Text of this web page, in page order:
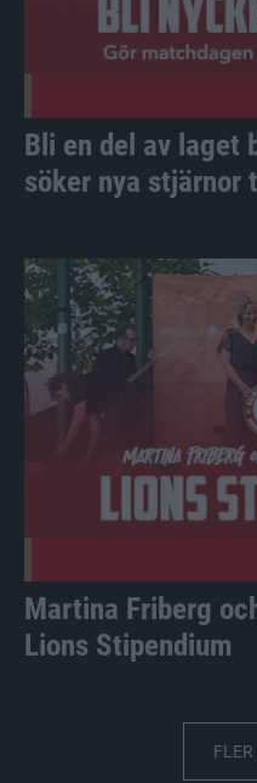
Bli en del av laget
söker nya stjärnor
Martina Friberg och KHC-
Martina Friberg
Lions Stipendium
FLER